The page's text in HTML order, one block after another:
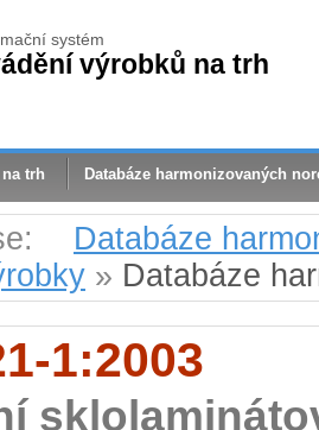
systém
výrobků na trh
trh Databáze harmonizovaných
Databáze
» Databáze
1:2003